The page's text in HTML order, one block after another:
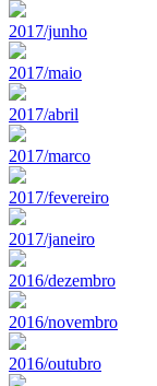
2017/junho
2017/maio
2017/abril
2017/marco
2017/fevereiro
2017/janeiro
2016/dezembro
2016/novembro
2016/outubro